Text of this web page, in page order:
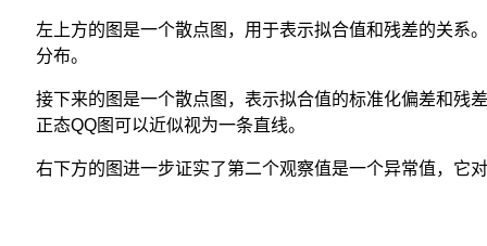
左上方的图是一个散点图，用于表示拟合值和残差的关系
分布。
接下来的图是一个散点图，表示拟合值的标准化偏差和残
正态QQ图可以近似视为一条直线。
右下方的图进一步证实了第二个观察值是一个异常值，它